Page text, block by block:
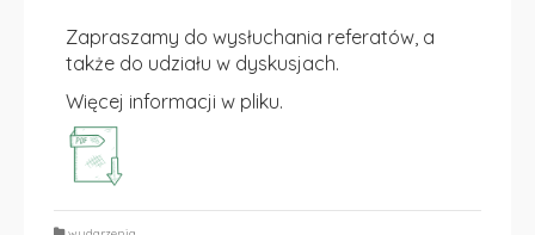
Zapraszamy do wysłuchania referatów, a
także do udziału w dyskusjach.
Więcej informacji w pliku.